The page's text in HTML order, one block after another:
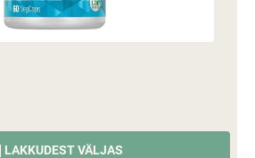
LAKKUDEST VÄLJAS